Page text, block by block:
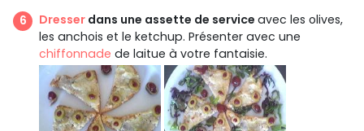
Dresser dans une assette de service avec les olives,
les anchois et le ketchup. Présenter avec une
chiffonnade de laitue à votre fantaisie.